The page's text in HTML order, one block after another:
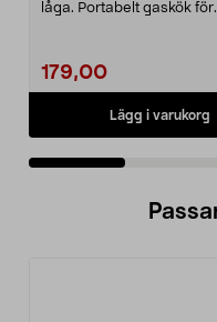
låga. Portabelt gaskök för
179,00
Lägg i varukorg